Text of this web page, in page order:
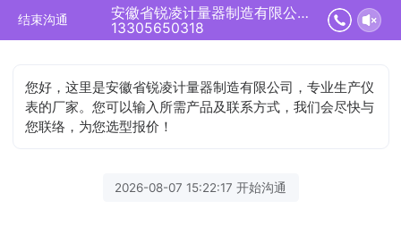
结束沟通
安徽省锐凌计量器制造有限公司正在为您服务
13305650318
您好，这里是安徽省锐凌计量器制造有限公司，专业生产仪
表的厂家。您可以输入所需产品及联系方式，我们会尽快与
您联络，为您选型报价！
2026-08-07 15:22:17 开始沟通